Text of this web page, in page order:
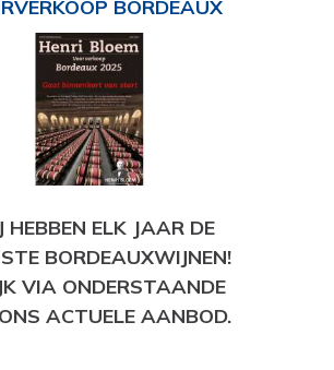
BORDEAUX
HEBBEN ELK JAAR DE
BORDEAUXWIJNEN!
VIA ONDERSTAANDE
ACTUELE AANBOD.